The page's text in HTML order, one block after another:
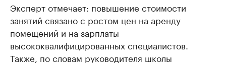
Эксперт отмечает: повышение стоимости
занятий связано с ростом цен на аренду
помещений и на зарплаты
высококвалифицированных специалистов.
Также, по словам руководителя школы